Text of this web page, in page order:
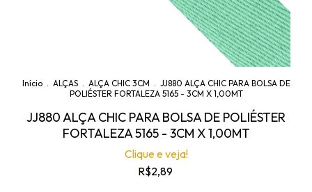
Início . ALÇAS . ALÇA CHIC 3CM . JJ880 ALÇA CHIC PARA BOLSA DE
POLIÉSTER FORTALEZA 5165 - 3CM X 1,00MT
JJ880 ALÇA CHIC PARA BOLSA DE POLIÉSTER
FORTALEZA 5165 - 3CM X 1,00MT
Clique e veja!
R$2,89